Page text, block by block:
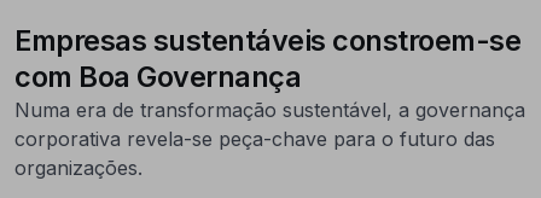
Empresas sustentáveis constroem-se
com Boa Governança
Numa era de transformação sustentável, a governança
corporativa revela-se peça-chave para o futuro das
organizações.